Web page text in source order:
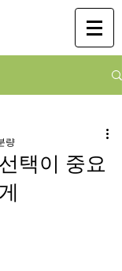
택이 중요
량